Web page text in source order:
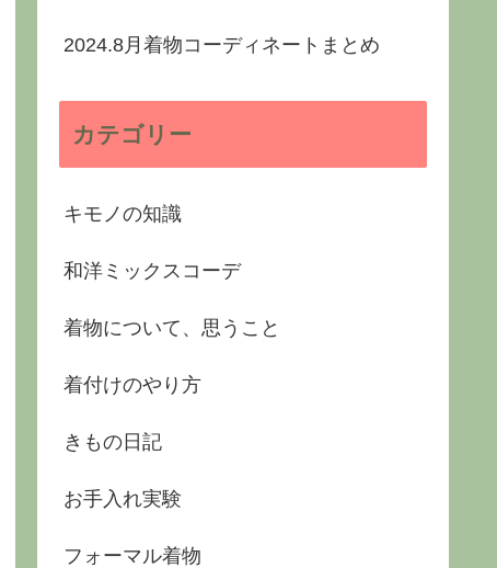
2024.8月着物コーディネートまとめ
カテゴリー
キモノの知識
和洋ミックスコーデ
着物について、思うこと
着付けのやり方
きもの日記
お手入れ実験
フォーマル着物